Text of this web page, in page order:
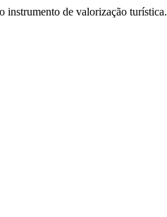
instrumento de valorização turística.